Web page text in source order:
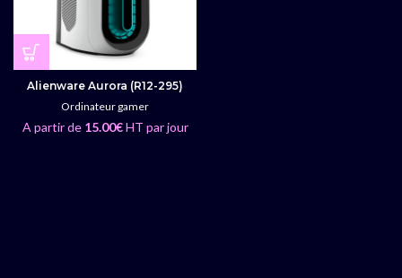
Alienware Aurora (R12-295)
Ordinateur gamer
A partir de 15.00€HT par jour